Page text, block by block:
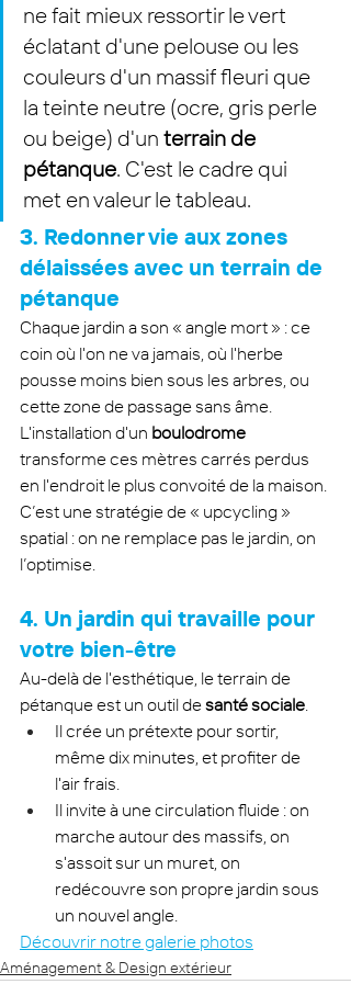
ne fait mieux ressortir le vert
éclatant d'une pelouse ou les
couleurs d'un massif fleuri que
la teinte neutre (ocre, gris perle
ou beige) d'un terrain de
pétanque. C'est le cadre qui
met en valeur le tableau.
3. Redonner vie aux zones
délaissées avec un terrain de
pétanque
Chaque jardin a son « angle mort » : ce
coin où l'on ne va jamais, où l'herbe
pousse moins bien sous les arbres, ou
cette zone de passage sans âme.
L'installation d'un boulodrome
transforme ces mètres carrés perdus
en l'endroit le plus convoité de la maison.
C’est une stratégie de « upcycling »
spatial : on ne remplace pas le jardin, on
l’optimise.
4. Un jardin qui travaille pour
votre bien-être
Au-delà de l'esthétique, le terrain de
pétanque est un outil de santé sociale.
Il crée un prétexte pour sortir,
même dix minutes, et profiter de
l'air frais.
Il invite à une circulation fluide : on
marche autour des massifs, on
s'assoit sur un muret, on
redécouvre son propre jardin sous
un nouvel angle.
Découvrir notre galerie photos
Aménagement & Design extérieur